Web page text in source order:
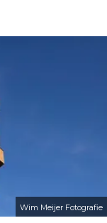
Wim Meijer Fotografie